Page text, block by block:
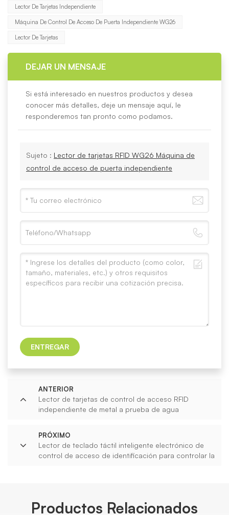
Lector De Tarjetas Independiente
Máquina De Control De Acceso De Puerta Independiente WG26
Lector De Tarjetas
DEJAR UN MENSAJE
Si está interesado en nuestros productos y desea
conocer más detalles, deje un mensaje aquí, le
responderemos tan pronto como podamos.
Sujeto : Lector de tarjetas RFID WG26 Máquina de
control de acceso de puerta independiente
ENTREGAR
ANTERIOR
Lector de tarjetas de control de acceso RFID
independiente de metal a prueba de agua
PRÓXIMO
Lector de teclado táctil inteligente electrónico de
control de acceso de identificación para controlar la
Productos Relacionados